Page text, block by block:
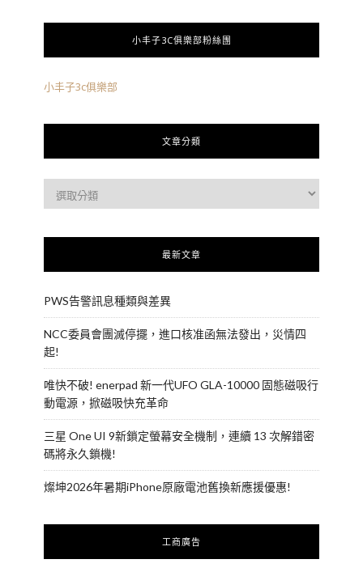
小丰子3C俱樂部粉絲團
小丰子3c俱樂部
文章分類
最新文章
PWS告警訊息種類與差異
NCC委員會團滅停擺，進口核准函無法發出，災情四
起!
唯快不破! enerpad 新一代UFO GLA-10000 固態磁吸行
動電源，掀磁吸快充革命
三星 One UI 9新鎖定螢幕安全機制，連續 13 次解錯密
碼將永久鎖機!
燦坤2026年暑期iPhone原廠電池舊換新應援優惠!
工商廣告